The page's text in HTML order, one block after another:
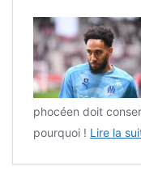
phocéen doit
pourquoi ! Lire la